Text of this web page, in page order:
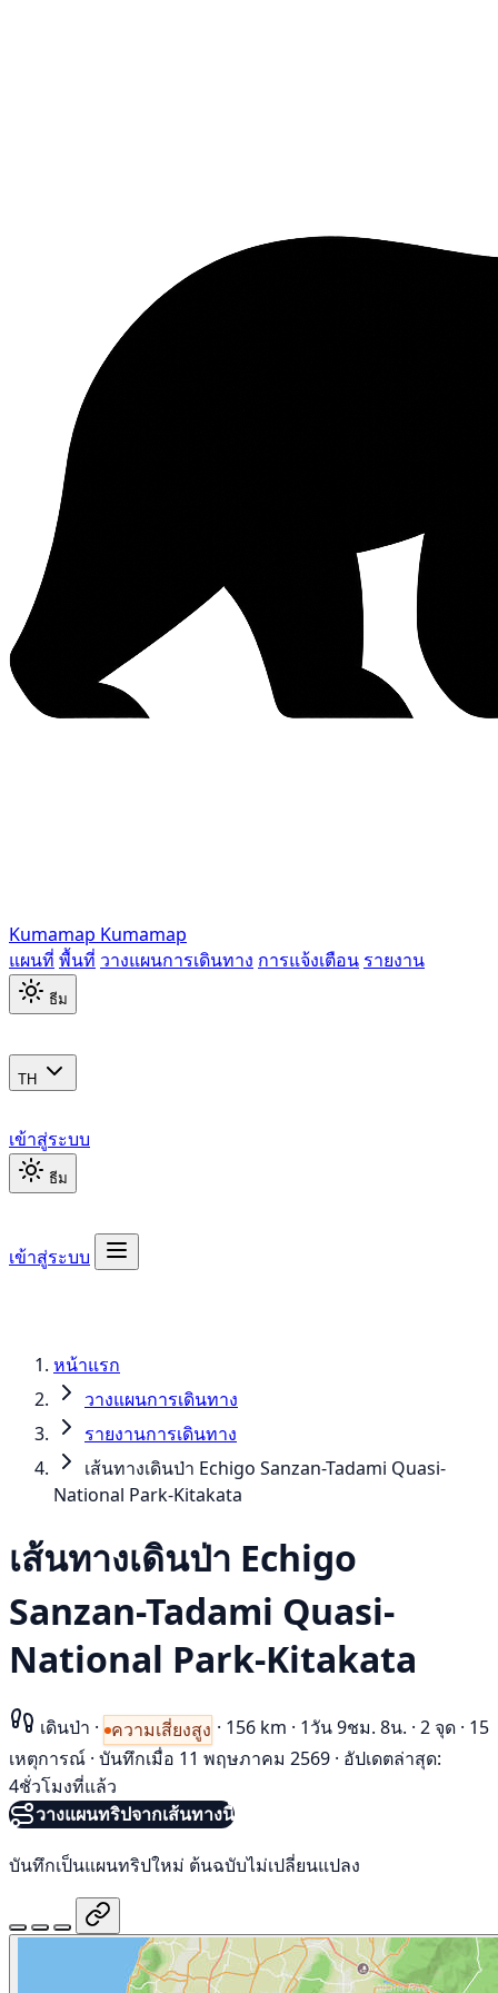
Kumamap Kumamap
แผนที่ พื้นที่ วางแผนการเดินทาง การแจ้งเตือน รายงาน
ธีม
TH
เข้าสู่ระบบ
ธีม
เข้าสู่ระบบ
หน้าแรก
วางแผนการเดินทาง
รายงานการเดินทาง
เส้นทางเดินป่า Echigo Sanzan-Tadami Quasi-
National Park-Kitakata
เส้นทางเดินป่า Echigo
Sanzan-Tadami Quasi-
National Park-Kitakata
เดินป่า · ความเสี่ยงสูง · 156 km · 1วัน 9ชม. 8น. · 2 จุด · 15
เหตุการณ์ · บันทึกเมื่อ 11 พฤษภาคม 2569 · อัปเดตล่าสุด:
4ชั่วโมงที่แล้ว
วางแผนทริปจากเส้นทางนี้
บันทึกเป็นแผนทริปใหม่ ต้นฉบับไม่เปลี่ยนแปลง